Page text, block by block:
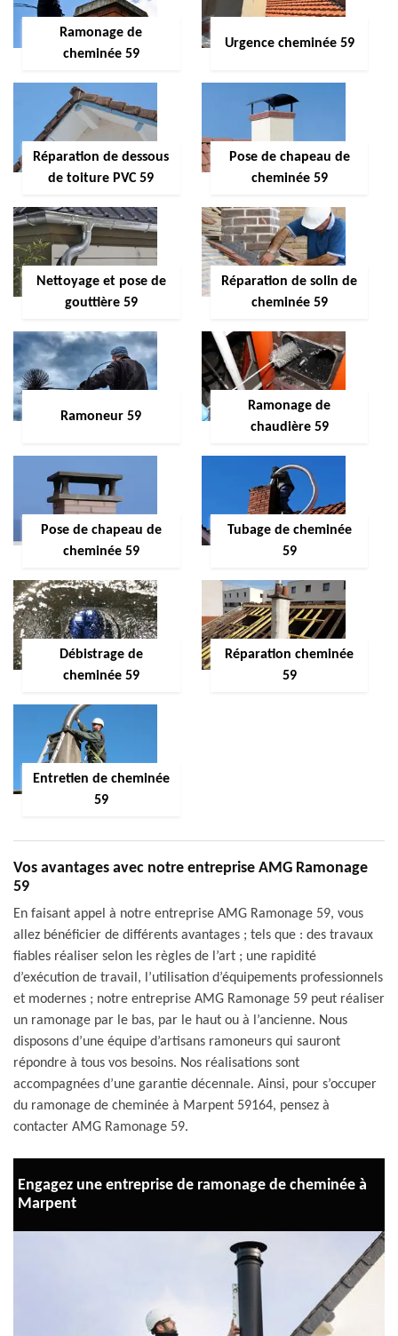
Ramonage de
cheminée 59
Urgence cheminée 59
Réparation de dessous
de toiture PVC 59
Pose de chapeau de
cheminée 59
Nettoyage et pose de
gouttière 59
Réparation de solin de
cheminée 59
Ramoneur 59
Ramonage de
chaudière 59
Pose de chapeau de
cheminée 59
Tubage de cheminée
59
Débistrage de
cheminée 59
Réparation cheminée
59
Entretien de cheminée
59
Vos avantages avec notre entreprise AMG Ramonage
59
En faisant appel à notre entreprise AMG Ramonage 59, vous
allez bénéficier de différents avantages ; tels que : des travaux
fiables réaliser selon les règles de l’art ; une rapidité
d’exécution de travail, l’utilisation d’équipements professionnels
et modernes ; notre entreprise AMG Ramonage 59 peut réaliser
un ramonage par le bas, par le haut ou à l’ancienne. Nous
disposons d’une équipe d’artisans ramoneurs qui sauront
répondre à tous vos besoins. Nos réalisations sont
accompagnées d’une garantie décennale. Ainsi, pour s’occuper
du ramonage de cheminée à Marpent 59164, pensez à
contacter AMG Ramonage 59.
Engagez une entreprise de ramonage de cheminée à
Marpent